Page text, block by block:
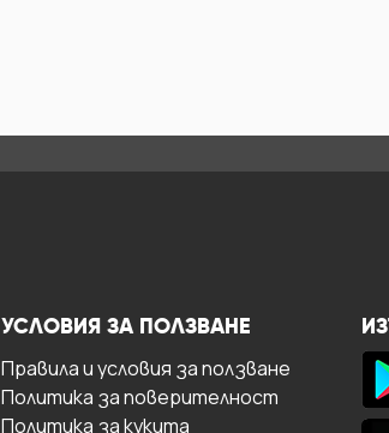
УСЛОВИЯ ЗА ПОЛЗВАНЕ
Правила и условия за ползване
Политика за поверителност
Политика за кукита